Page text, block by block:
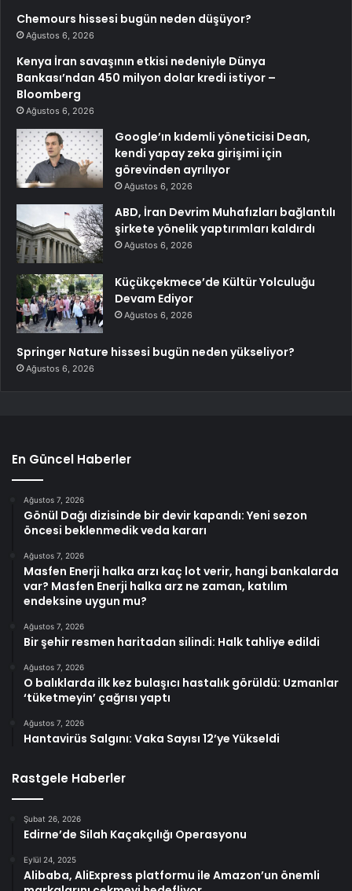
Chemours hissesi bugün neden düşüyor?
Ağustos 6, 2026
Kenya İran savaşının etkisi nedeniyle Dünya
Bankası’ndan 450 milyon dolar kredi istiyor –
Bloomberg
Ağustos 6, 2026
Google’ın kıdemli yöneticisi Dean,
kendi yapay zeka girişimi için
görevinden ayrılıyor
Ağustos 6, 2026
ABD, İran Devrim Muhafızları bağlantılı
şirkete yönelik yaptırımları kaldırdı
Ağustos 6, 2026
Küçükçekmece’de Kültür Yolculuğu
Devam Ediyor
Ağustos 6, 2026
Springer Nature hissesi bugün neden yükseliyor?
Ağustos 6, 2026
En Güncel Haberler
Ağustos 7, 2026
Gönül Dağı dizisinde bir devir kapandı: Yeni sezon
öncesi beklenmedik veda kararı
Ağustos 7, 2026
Masfen Enerji halka arzı kaç lot verir, hangi bankalarda
var? Masfen Enerji halka arz ne zaman, katılım
endeksine uygun mu?
Ağustos 7, 2026
Bir şehir resmen haritadan silindi: Halk tahliye edildi
Ağustos 7, 2026
O balıklarda ilk kez bulaşıcı hastalık görüldü: Uzmanlar
‘tüketmeyin’ çağrısı yaptı
Ağustos 7, 2026
Hantavirüs Salgını: Vaka Sayısı 12’ye Yükseldi
Rastgele Haberler
Şubat 26, 2026
Edirne’de Silah Kaçakçılığı Operasyonu
Eylül 24, 2025
Alibaba, AliExpress platformu ile Amazon’un önemli